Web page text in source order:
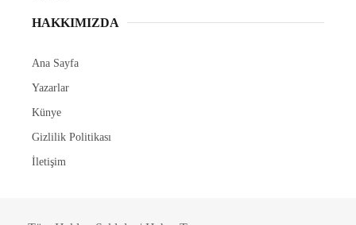
de haşere oluşumunun önüne geçmek için
Marmaris Belediyesi, yaz aylarında artan nüfusla
birlikte dere yataklarında oluşabilecek koku, kötü
görüntü ve haşere sorunlarının önüne geçmek